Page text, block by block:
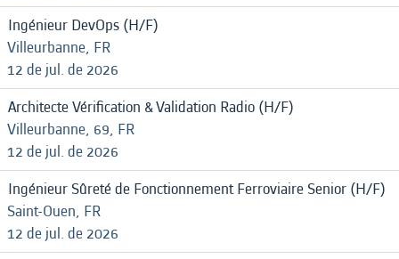
Ingénieur DevOps (H/F)
Villeurbanne, FR
12 de jul. de 2026
Architecte Vérification & Validation Radio (H/F)
Villeurbanne, 69, FR
12 de jul. de 2026
Ingénieur Sûreté de Fonctionnement Ferroviaire Senior (H/F)
Saint-Ouen, FR
12 de jul. de 2026